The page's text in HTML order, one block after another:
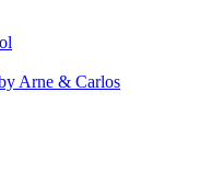
Arne & Carlos